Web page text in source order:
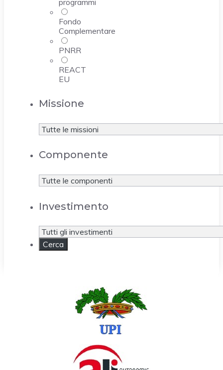
Fondo
Complementare
PNRR
REACT
EU
Missione
Componente
Investimento